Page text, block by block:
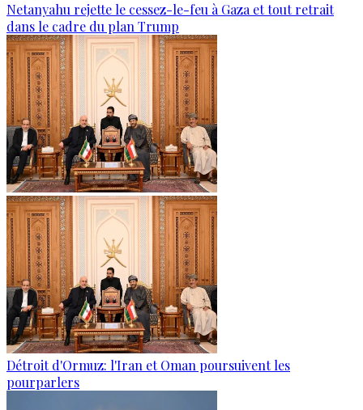
Netanyahu rejette le cessez-le-feu à Gaza et tout retrait
dans le cadre du plan Trump
Détroit d'Ormuz: l'Iran et Oman poursuivent les
pourparlers